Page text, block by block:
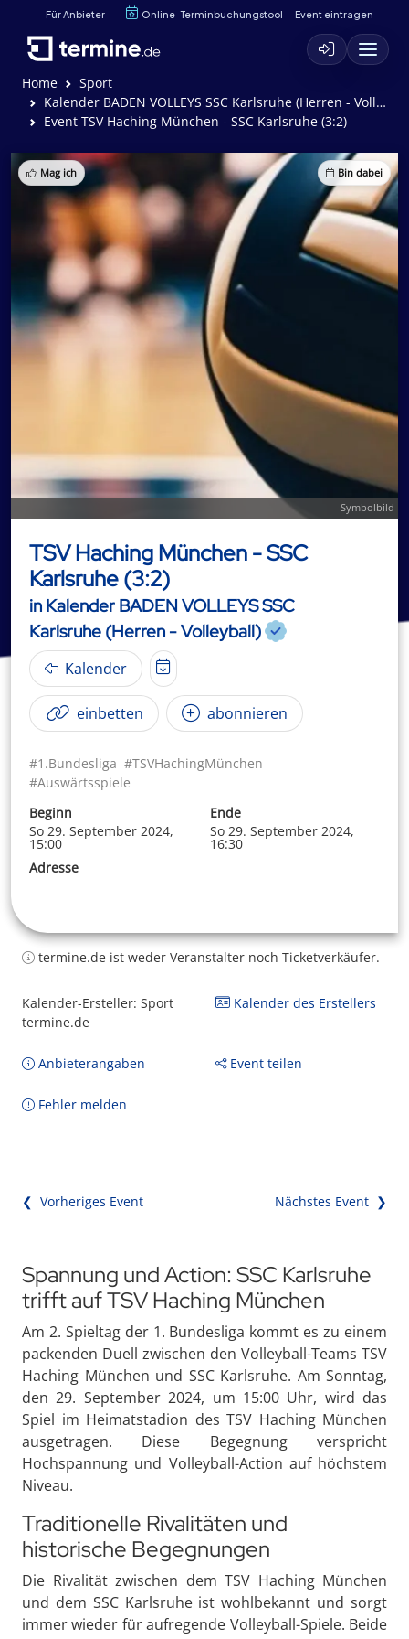
Für Anbieter Online-Terminbuchungstool Event eintragen
Home
Sport
Kalender BADEN VOLLEYS SSC Karlsruhe (Herren - Volleyball)
Event TSV Haching München - SSC Karlsruhe (3:2)
Mag ich Bin dabei
Symbolbild
TSV Haching München - SSC
Karlsruhe (3:2)
in Kalender BADEN VOLLEYS SSC
Karlsruhe (Herren - Volleyball)
Kalender
einbetten abonnieren
#1.Bundesliga #TSVHachingMünchen
#Auswärtsspiele
Beginn
So 29. September 2024,
15:00
Ende
So 29. September 2024,
16:30
Adresse
termine.de ist weder Veranstalter noch Ticketverkäufer.
Kalender-Ersteller: Sport
termine.de
Kalender des Erstellers
Anbieterangaben Event teilen
Fehler melden
❮ Vorheriges Event Nächstes Event ❯
Spannung und Action: SSC Karlsruhe
trifft auf TSV Haching München
Am 2. Spieltag der 1. Bundesliga kommt es zu einem
packenden Duell zwischen den Volleyball-Teams TSV
Haching München und SSC Karlsruhe. Am Sonntag,
den 29. September 2024, um 15:00 Uhr, wird das
Spiel im Heimatstadion des TSV Haching München
ausgetragen. Diese Begegnung verspricht
Hochspannung und Volleyball-Action auf höchstem
Niveau.
Traditionelle Rivalitäten und
historische Begegnungen
Die Rivalität zwischen dem TSV Haching München
und dem SSC Karlsruhe ist wohlbekannt und sorgt
immer wieder für aufregende Volleyball-Spiele. Beide